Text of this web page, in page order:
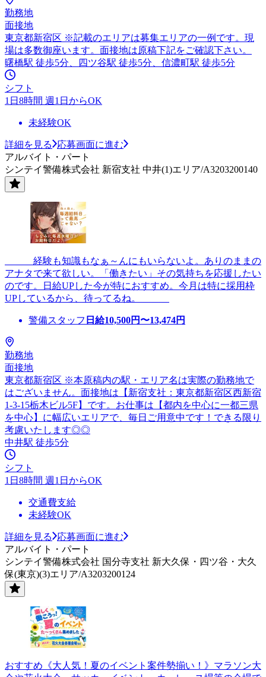
勤務地
面接地
東京都新宿区 ※記載のエリアは募集エリアの一例です。現
場は多数御座います。面接地は原稿下記をご確認下さい。
曙橋駅 徒歩5分、四ツ谷駅 徒歩5分、信濃町駅 徒歩5分
シフト
1日8時間 週1日からOK
未経験OK
詳細を見る
応募画面に進む
アルバイト・パート
シンテイ警備株式会社 新宿支社 中井(1)エリア/A3203200140
＿＿＿経験も知識もなぁ～んにもいらないよ。ありのままの
アナタで来て欲しい。「働きたい」その気持ちを応援したい
のです。日給UPした今が特におすすめ。今月は特に採用枠
UPしているから、待ってるね。＿＿＿
警備スタッフ 日給10,500円〜13,474円
勤務地
面接地
東京都新宿区 ※本原稿内の駅・エリア名は実際の勤務地で
はございません。面接地は【新宿支社：東京都新宿区西新宿
1-3-15栃木ビル5F】です。お仕事は【都内を中心に一都三県
を中心】に幅広いエリアで、毎日ご用意中です！できる限り
考慮いたします◎◎
中井駅 徒歩5分
シフト
1日8時間 週1日からOK
交通費支給
未経験OK
詳細を見る
応募画面に進む
アルバイト・パート
シンテイ警備株式会社 国分寺支社 新大久保・四ツ谷・大久
保(東京)(3)エリア/A3203200124
おすすめ《大人気！夏のイベント案件勢揃い！》マラソン大